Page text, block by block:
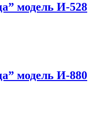
модель И-528
модель И-880